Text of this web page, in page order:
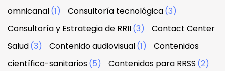
omnicanal(1) Consultoría tecnológica(3)
Consultoría y Estrategia de RRII(3)
Contact Center
Salud(3) Contenido audiovisual(1)
Contenidos
científico-sanitarios(5) Contenidos para RRSS (2)